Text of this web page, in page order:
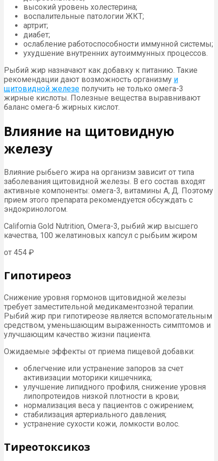
высокий уровень холестерина;
воспалительные патологии ЖКТ;
артрит;
диабет;
ослабление работоспособности иммунной системы;
ухудшение внутренних аутоиммунных процессов.
Рыбий жир назначают как добавку к питанию. Такие
рекомендации дают возможность организму и
щитовидной железе получить не только омега-3
жирные кислоты. Полезные вещества выравнивают
баланс омега-6 жирных кислот.
Влияние на щитовидную
железу
Влияние рыбьего жира на организм зависит от типа
заболевания щитовидной железы. В его состав входят
активные компоненты: омега-3, витамины А, Д. Поэтому
прием этого препарата рекомендуется обсуждать с
эндокринологом.
California Gold Nutrition, Омега-3, рыбий жир высшего
качества, 100 желатиновых капсул с рыбьим жиром
от 454 ₽
Гипотиреоз
Снижение уровня гормонов щитовидной железы
требует заместительной медикаментозной терапии.
Рыбий жир при гипотиреозе является вспомогательным
средством, уменьшающим выраженность симптомов и
улучшающим качество жизни пациента.
Ожидаемые эффекты от приема пищевой добавки:
облегчение или устранение запоров за счет
активизации моторики кишечника;
улучшение липидного профиля, снижение уровня
липопротеидов низкой плотности в крови;
нормализация веса у пациентов с ожирением;
стабилизация артериального давления;
устранение сухости кожи, ломкости волос.
Тиреотоксикоз